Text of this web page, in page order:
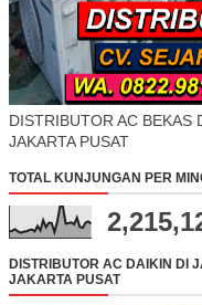
DISTRIBUTOR AC BEKAS
JAKARTA PUSAT
TOTAL KUNJUNGAN PER
DISTRIBUTOR AC DAIKIN DI
JAKARTA PUSAT